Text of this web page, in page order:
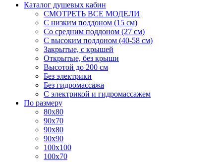
Каталог душевых кабин
СМОТРЕТЬ ВСЕ МОДЕЛИ
С низким поддоном (15 см)
Со средним поддоном (27 см)
С высоким поддоном (40-58 см)
Закрытые, с крышей
Открытые, без крыши
Высотой до 200 см
Без электрики
Без гидромассажа
С электрикой и гидромассажем
По размеру
80x80
90x70
90x80
90x90
100x100
100x70